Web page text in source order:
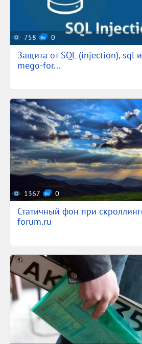
758 0
Защита от SQL (injection), sql
mego-for...
1367 0
Статичный фон при
forum.ru